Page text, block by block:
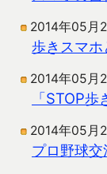
2014年05月
歩きスマ
2014年05月
「STOP
2014年05月
プロ野球交